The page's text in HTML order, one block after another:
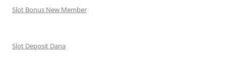
Slot Bonus New Member
Slot Deposit Dana